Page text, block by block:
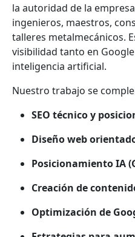
la autoridad de la
ingenieros, maestros,
talleres metalmecánicos.
visibilidad tanto en
inteligencia artificial.
Nuestro trabajo se
SEO técnico y
Diseño web
Posicionamiento IA
Creación de
Optimización de